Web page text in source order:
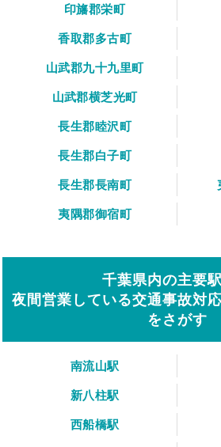
印旛郡栄町
香取郡多古町
山武郡九十九里町
山武郡横芝光町
長生郡睦沢町
長生郡白子町
長生郡長南町
夷隅郡御宿町
千葉県内の主要
夜間営業している交通事故対
をさがす
南流山駅
新八柱駅
西船橋駅